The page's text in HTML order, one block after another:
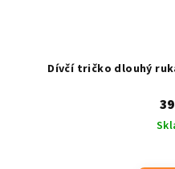
Dívčí tričko dlouhý